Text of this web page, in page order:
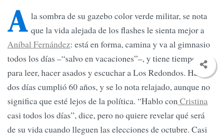
A la sombra de su gazebo color verde militar, se nota
que la vida alejada de los flashes le sienta mejor a
Aníbal Fernández: está en forma, camina y va al gimnasio
todos los días –“salvo en vacaciones”–, y tiene tiempo
para leer, hacer asados y escuchar a Los Redondos. Hace
dos días cumplió 60 años, y se lo nota relajado, aunque no
significa que esté lejos de la política. “Hablo conCristina
casi todos los días”, dice, pero no quiere revelar qué será
de su vida cuando lleguen las elecciones de octubre. Casi